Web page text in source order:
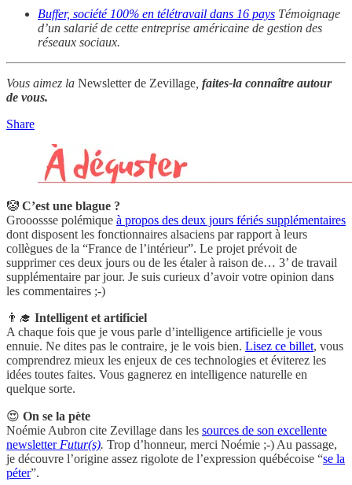
Buffer, société 100% en télétravail dans 16 pays Témoignage
d’un salarié de cette entreprise américaine de gestion des
réseaux sociaux.
Vous aimez la Newsletter de Zevillage faites-la connaître autour
de vous.
Share
🤡 C’est une blague ?
Grooossse polémique à propos des deux jours fériés supplémentaires
dont disposent les fonctionnaires alsaciens par rapport à leurs
collègues de la “France de l’intérieur”. Le projet prévoit de
supprimer ces deux jours ou de les étaler à raison de… 3’ de travail
supplémentaire par jour. Je suis curieux d’avoir votre opinion dans
les commentaires ;-)
👨‍🎓 Intelligent et artificiel
A chaque fois que je vous parle d’intelligence artificielle je vous
ennuie. Ne dites pas le contraire, je le vois bien. Lisez ce billet, vous
comprendrez mieux les enjeux de ces technologies et éviterez les
idées toutes faites. Vous gagnerez en intelligence naturelle en
quelque sorte.
😍 On se la pète
Noémie Aubron cite Zevillage dans les sources de son excellente
newsletter Futur(s). Trop d’honneur, merci Noémie ;-) Au passage,
je découvre l’origine assez rigolote de l’expression québécoise “se la
péter”.